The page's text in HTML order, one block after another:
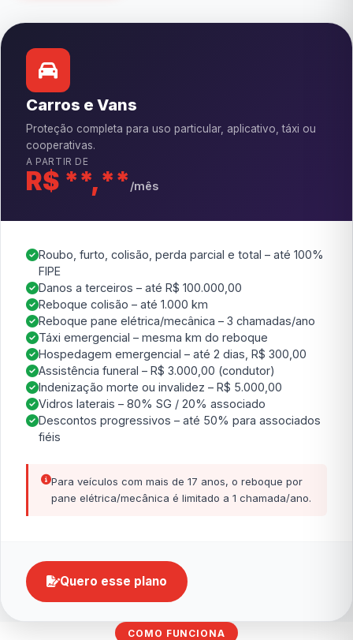
Carros e Vans
Proteção completa para uso particular, aplicativo, táxi ou
cooperativas.
A PARTIR DE
R$ **,** /mês
Roubo, furto, colisão, perda parcial e total – até 100%
FIPE
Danos a terceiros – até R$ 100.000,00
Reboque colisão – até 1.000 km
Reboque pane elétrica/mecânica – 3 chamadas/ano
Táxi emergencial – mesma km do reboque
Hospedagem emergencial – até 2 dias, R$ 300,00
Assistência funeral – R$ 3.000,00 (condutor)
Indenização morte ou invalidez – R$ 5.000,00
Vidros laterais – 80% SG / 20% associado
Descontos progressivos – até 50% para associados
fiéis
Para veículos com mais de 17 anos, o reboque por
pane elétrica/mecânica é limitado a 1 chamada/ano.
Quero esse plano
COMO FUNCIONA